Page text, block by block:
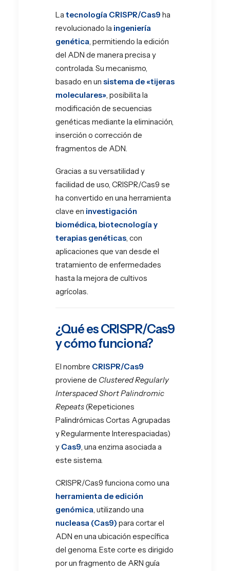
La tecnología CRISPR/Cas9 ha
revolucionado la ingeniería
genética, permitiendo la edición
del ADN de manera precisa y
controlada. Su mecanismo,
basado en un sistema de «tijeras
moleculares», posibilita la
modificación de secuencias
genéticas mediante la eliminación,
inserción o corrección de
fragmentos de ADN.
Gracias a su versatilidad y
facilidad de uso, CRISPR/Cas9 se
ha convertido en una herramienta
clave en investigación
biomédica, biotecnología y
terapias genéticas, con
aplicaciones que van desde el
tratamiento de enfermedades
hasta la mejora de cultivos
agrícolas.
¿Qué es CRISPR/Cas9
y cómo funciona?
El nombre CRISPR/Cas9
proviene de Clustered Regularly
Interspaced Short Palindromic
Repeats(Repeticiones
Palindrómicas Cortas Agrupadas
y Regularmente Interespaciadas)
y Cas9, una enzima asociada a
este sistema.
CRISPR/Cas9 funciona como una
herramienta de edición
genómica, utilizando una
nucleasa (Cas9) para cortar el
ADN en una ubicación específica
del genoma. Este corte es dirigido
por un fragmento de ARN guía